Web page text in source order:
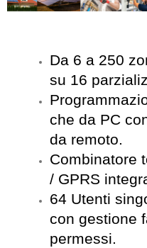
Da 6 a 250
su 16
che da PC
da remoto.
Combinatore
/ GPRS
64 Utenti
con gestione
permessi.